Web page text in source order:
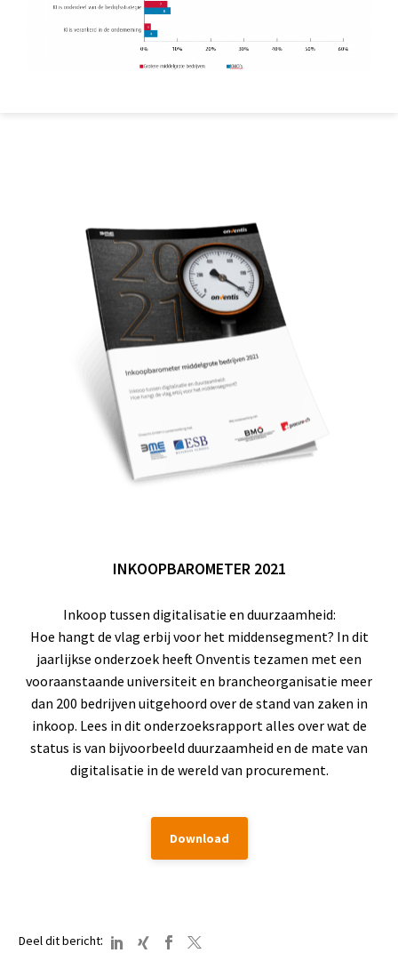
INKOOPBAROMETER 2021
Inkoop tussen digitalisatie en duurzaamheid:
Hoe hangt de vlag erbij voor het middensegment? In dit
jaarlijkse onderzoek heeft Onventis tezamen met een
vooraanstaande universiteit en brancheorganisatie meer
dan 200 bedrijven uitgehoord over de stand van zaken in
inkoop. Lees in dit onderzoeksrapport alles over wat de
status is van bijvoorbeeld duurzaamheid en de mate van
digitalisatie in de wereld van procurement.
Download
Deel dit bericht: